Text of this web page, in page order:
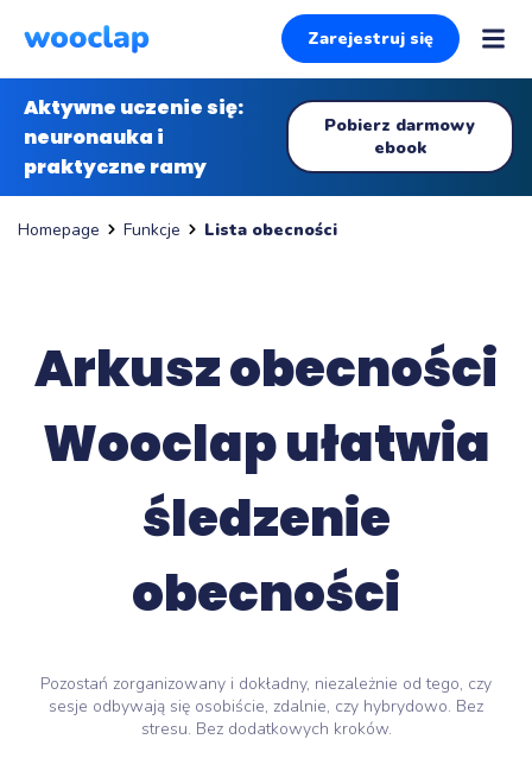
Zarejestruj się
Aktywne uczenie się:
neuronauka i
praktyczne ramy
Pobierz darmowy
ebook
Homepage Funkcje Lista obecności
Arkusz obecności
Wooclap ułatwia
śledzenie
obecności
Pozostań zorganizowany i dokładny, niezależnie od tego, czy
sesje odbywają się osobiście, zdalnie, czy hybrydowo. Bez
stresu. Bez dodatkowych kroków.